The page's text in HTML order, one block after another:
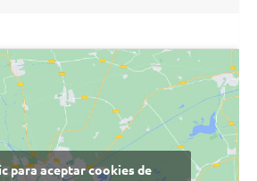
para aceptar cookies de